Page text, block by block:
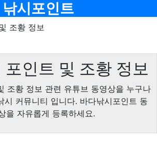
낚시포인트
조황 정보
포인트 및 조황 정보
조황 정보 관련 유튜브 동영상을 누구나
시 커뮤니티 입니다. 바다낚시포인트 동
을 자유롭게 등록하세요.